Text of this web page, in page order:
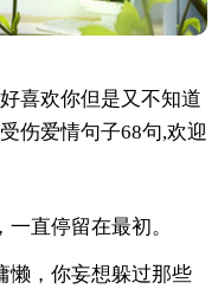
喜欢你但是又不知道
伤爱情句子68句,欢迎
直停留在最初。
懒，你妄想躲过那些